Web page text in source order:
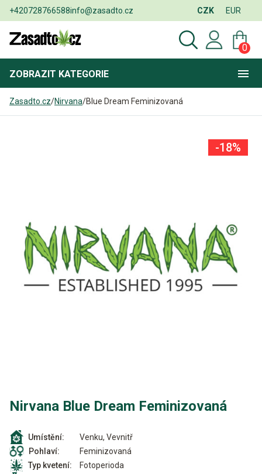
+420728766588info@zasadto.cz CZK EUR
0
ZOBRAZIT KATEGORIE
Zasadto.cz/Nirvana/Blue Dream Feminizovaná
Nirvana Blue Dream Feminizovaná
Umístění:
Venku, Vevnitř
Pohlaví:
Feminizovaná
Typ kvetení:
Fotoperioda
-18%